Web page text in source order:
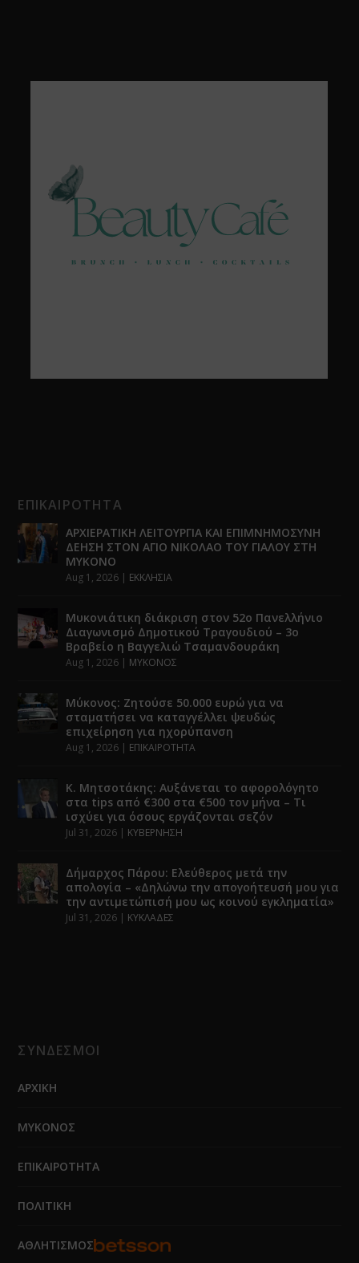
ΕΠΙΚΑΙΡΟΤΗΤΑ
ΑΡΧΙΕΡΑΤΙΚΗ ΛΕΙΤΟΥΡΓΙΑ ΚΑΙ ΕΠΙΜΝΗΜΟΣΥΝΗ
ΔΕΗΣΗ ΣΤΟΝ ΑΓΙΟ ΝΙΚΟΛΑΟ ΤΟΥ ΓΙΑΛΟΥ ΣΤΗ
ΜΥΚΟΝΟ
Aug 1, 2026 | ΕΚΚΛΗΣΙΑ
Μυκονιάτικη διάκριση στον 52ο Πανελλήνιο
Διαγωνισμό Δημοτικού Τραγουδιού – 3ο
Βραβείο η Βαγγελιώ Τσαμανδουράκη
Aug 1, 2026 | ΜΥΚΟΝΟΣ
Μύκονος: Ζητούσε 50.000 ευρώ για να
σταματήσει να καταγγέλλει ψευδώς
επιχείρηση για ηχορύπανση
Aug 1, 2026 | ΕΠΙΚΑΙΡΟΤΗΤΑ
Κ. Μητσοτάκης: Αυξάνεται το αφορολόγητο
στα tips από €300 στα €500 τον μήνα – Τι
ισχύει για όσους εργάζονται σεζόν
Jul 31, 2026 | ΚΥΒΕΡΝΗΣΗ
Δήμαρχος Πάρου: Ελεύθερος μετά την
απολογία – «Δηλώνω την απογοήτευσή μου για
την αντιμετώπισή μου ως κοινού εγκληματία»
Jul 31, 2026 | ΚΥΚΛΑΔΕΣ
ΣΥΝΔΕΣΜΟΙ
ΑΡΧΙΚΗ
ΜΥΚΟΝΟΣ
ΕΠΙΚΑΙΡΟΤΗΤΑ
ΠΟΛΙΤΙΚΗ
ΑΘΛΗΤΙΣΜΟΣ